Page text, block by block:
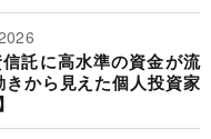
託に高水準の資金が流
から見えた個人投資家